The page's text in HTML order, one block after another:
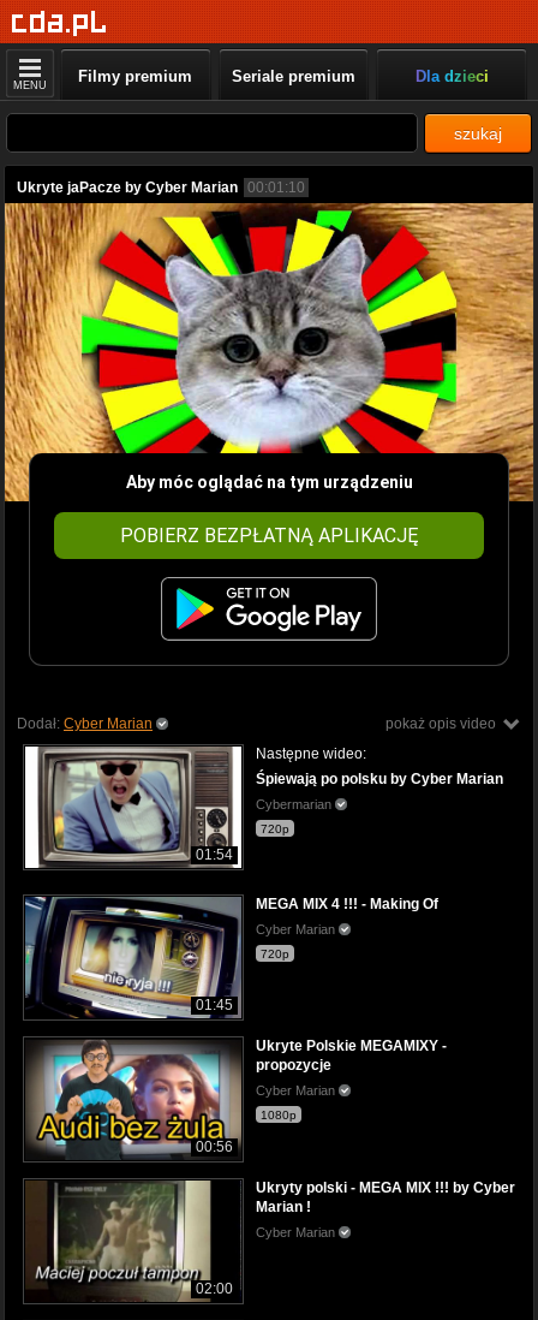
MENU Filmy premium Seriale premium Dla dzieci
szukaj
Ukryte jaPacze by Cyber Marian 00:01:10
Aby móc oglądać na tym urządzeniu
POBIERZ BEZPŁATNĄ APLIKACJĘ
pokaż opis video
Dodał: Cyber Marian
01:54
Następne wideo:
Śpiewają po polsku by Cyber Marian
Cybermarian
720p
01:45
MEGA MIX 4 !!! - Making Of
Cyber Marian
720p
00:56
Ukryte Polskie MEGAMIXY -
propozycje
Cyber Marian
1080p
02:00
Ukryty polski - MEGA MIX !!! by Cyber
Marian !
Cyber Marian